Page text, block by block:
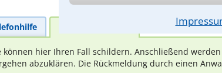
können hier Ihren Fall schildern. Anschließend
abzuklären. Die Rückmeldung durch einen